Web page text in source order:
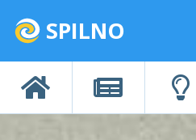
SPILNO